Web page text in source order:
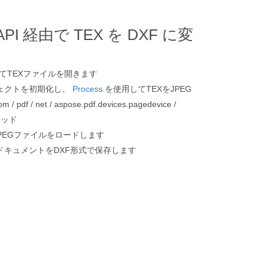
経由で TEX を DXF に変
TEXファイルを開きます
クトを初期化し、 Process を使用してTEXをJPEG
/ pdf / net / aspose.pdf.devices.pagedevice /
ド
ファイルをロードします
キュメントをDXF形式で保存します